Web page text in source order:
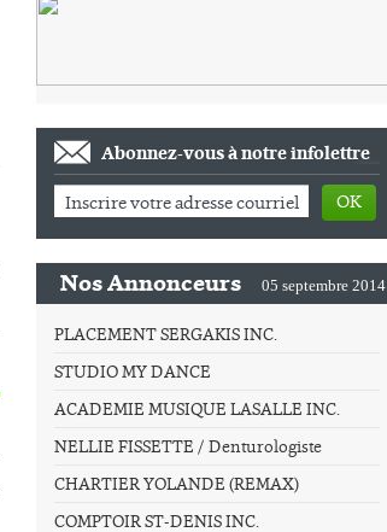
Abonnez-vous à notre infolettre
OK
Nos Annonceurs 05 septembre 2014
PLACEMENT SERGAKIS INC.
STUDIO MY DANCE
ACADEMIE MUSIQUE LASALLE INC.
NELLIE FISSETTE / Denturologiste
CHARTIER YOLANDE (REMAX)
COMPTOIR ST-DENIS INC.